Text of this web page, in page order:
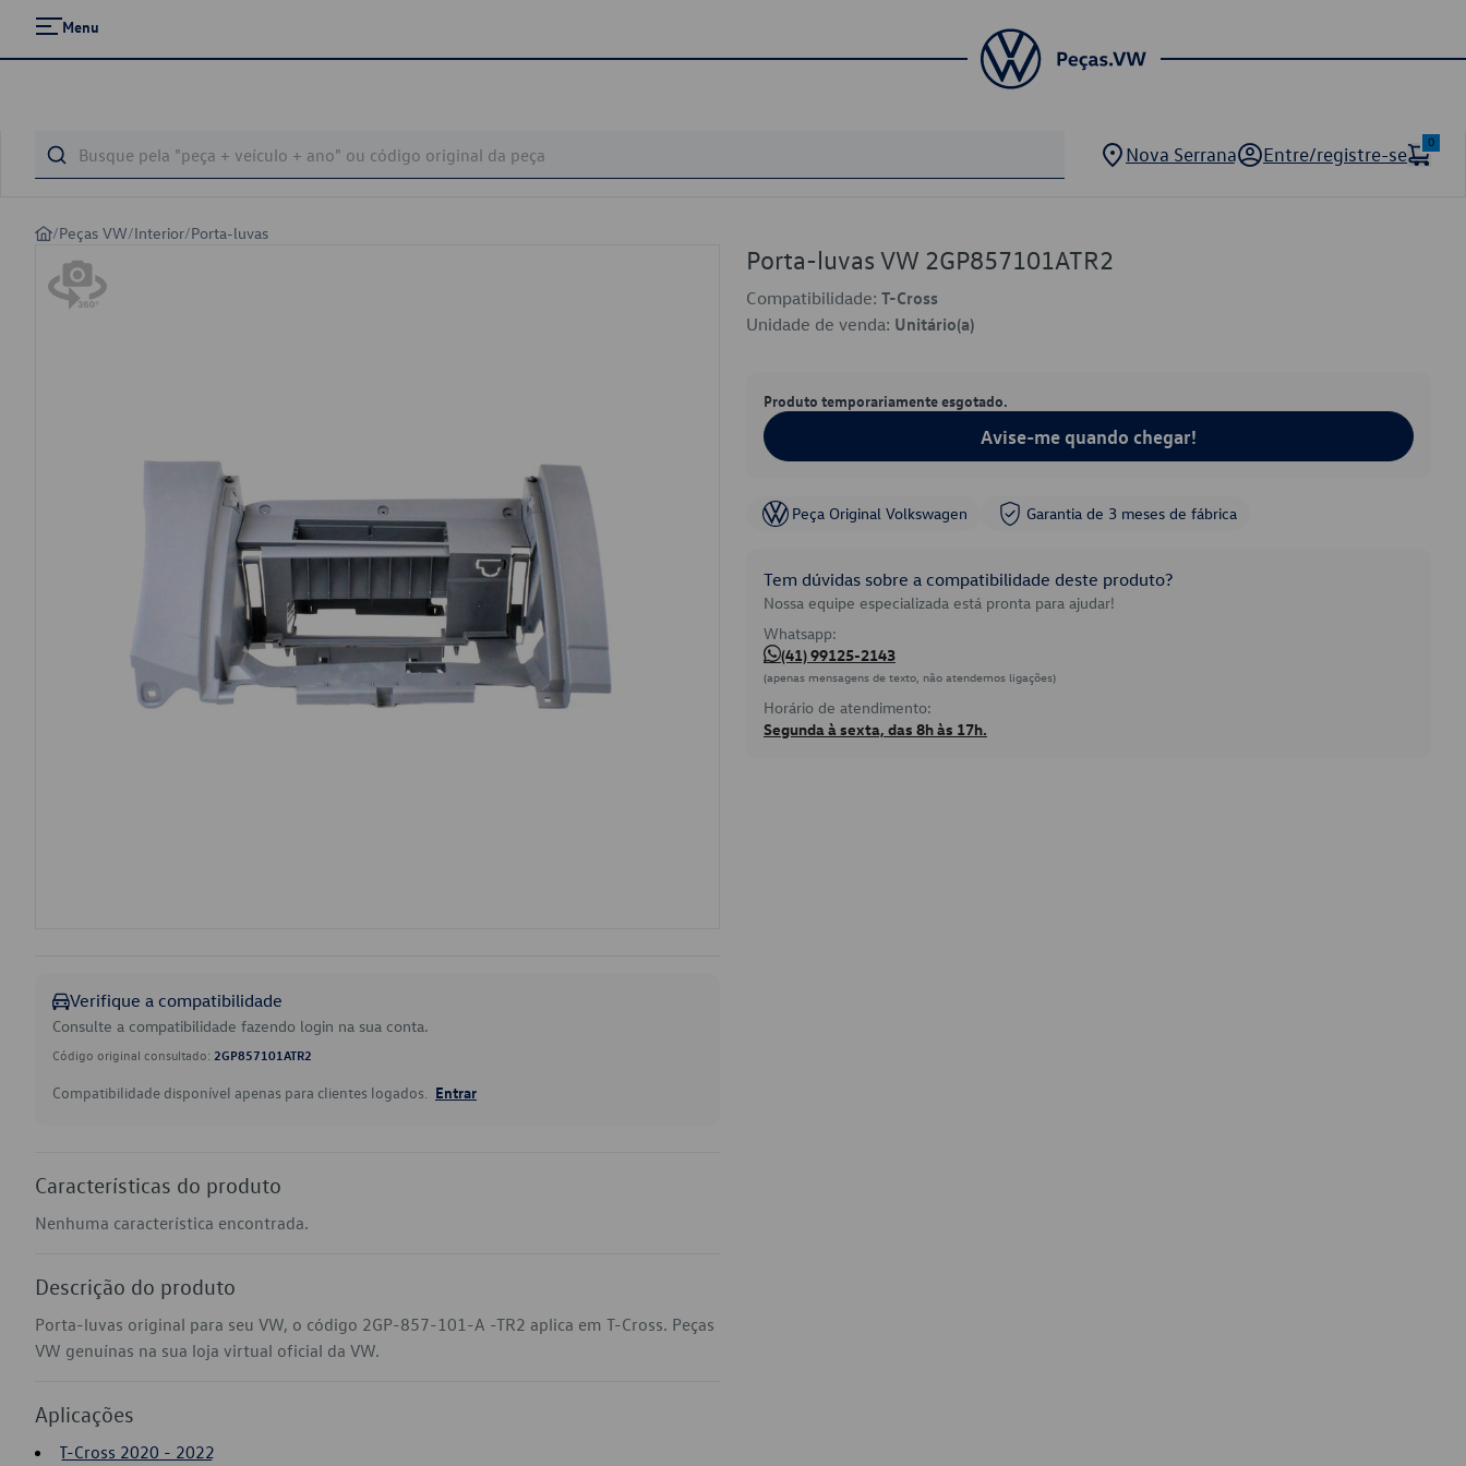
Menu
Nova Serrana Entre/registre-se
0
/Peças VW/Interior/Porta-luvas
Verifique a compatibilidade
Consulte a compatibilidade fazendo login na sua conta.
Código original consultado: 2GP857101ATR2
Compatibilidade disponível apenas para clientes logados. Entrar
Características do produto
Nenhuma característica encontrada.
Descrição do produto
Porta-luvas original para seu VW, o código 2GP-857-101-A -TR2 aplica em T-Cross. Peças
VW genuínas na sua loja virtual oficial da VW.
Aplicações
T-Cross 2020 - 2022
Porta-luvas VW 2GP857101ATR2
Compatibilidade: T-Cross
Unidade de venda: Unitário(a)
Produto temporariamente esgotado.
Avise-me quando chegar!
Peça Original Volkswagen Garantia de 3 meses de fábrica
Tem dúvidas sobre a compatibilidade deste produto?
Nossa equipe especializada está pronta para ajudar!
Whatsapp:
(41) 99125-2143
(apenas mensagens de texto, não atendemos ligações)
Horário de atendimento:
Segunda à sexta, das 8h às 17h.